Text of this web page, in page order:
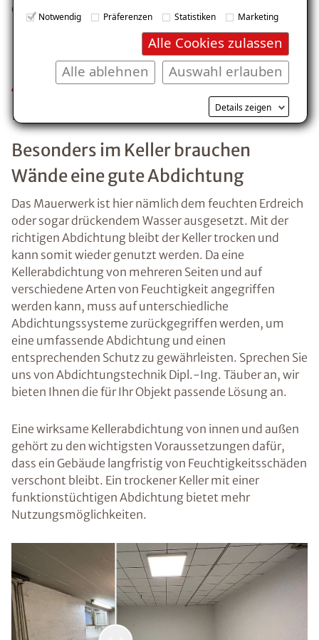
Notwendig Präferenzen Statistiken Marketing
Alle Cookies zulassen
Auswahl erlauben
Alle ablehnen
Details zeigen
Gebäudes.
Abdichtung von
Kellerwänden
Besonders im Keller brauchen
Wände eine gute Abdichtung
Das Mauerwerk ist hier nämlich dem feuchten Erdreich
oder sogar drückendem Wasser ausgesetzt. Mit der
richtigen Abdichtung bleibt der Keller trocken und
kann somit wieder genutzt werden. Da eine
Kellerabdichtung von mehreren Seiten und auf
verschiedene Arten von Feuchtigkeit angegriffen
werden kann, muss auf unterschiedliche
Abdichtungssysteme zurückgegriffen werden, um
eine umfassende Abdichtung und einen
entsprechenden Schutz zu gewährleisten. Sprechen Sie
uns von Abdichtungstechnik Dipl.-Ing. Täuber an, wir
bieten Ihnen die für Ihr Objekt passende Lösung an.
Eine wirksame Kellerabdichtung von innen und außen
gehört zu den wichtigsten Voraussetzungen dafür,
dass ein Gebäude langfristig von Feuchtigkeitsschäden
verschont bleibt. Ein trockener Keller mit einer
funktionstüchtigen Abdichtung bietet mehr
Nutzungsmöglichkeiten.
Kostenlosen Ratgeber anfordern
Voraussetzung für den Erhalt des kostenfreien
Ratgebers ist die Anmeldung zu unserem Newsletter.